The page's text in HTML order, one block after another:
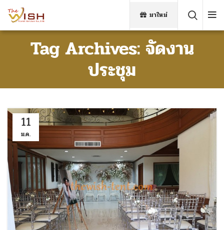
มาใหม่
Tag Archives: จัดงาน
ประชุม
11
ม.ค.